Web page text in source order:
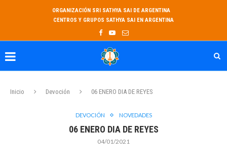
ORGANIZACIÓN SRI SATHYA SAI DE ARGENTINA
CENTROS Y GRUPOS SATHYA SAI EN ARGENTINA
Inicio Devoción 06 ENERO DIA DE REYES
DEVOCIÓN NOVEDADES
06 ENERO DIA DE REYES
04/01/2021